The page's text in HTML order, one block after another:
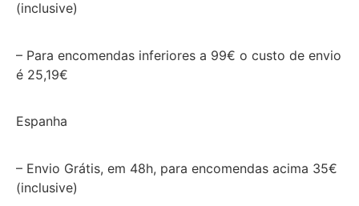
(inclusive)
– Para encomendas inferiores a 99€ o custo de envio
é 25,19€
Espanha
– Envio Grátis, em 48h, para encomendas acima 35€
(inclusive)